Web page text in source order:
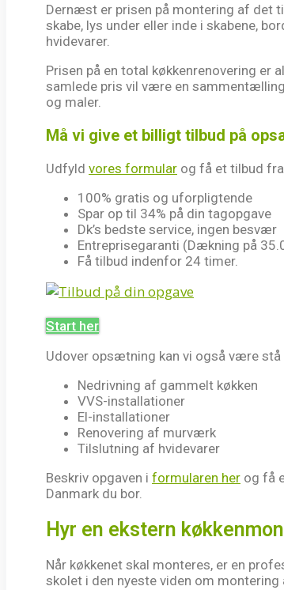
Dernæst er prisen på montering af det
skabe, lys under eller inde i skabene,
hvidevarer.
Prisen på en total køkkenrenovering er
samlede pris vil være en
og maler.
Må vi give et billigt tilbud på
Udfyld vores formular og få et tilbud
100% gratis og uforpligtende
Spar op til 34% på din tagopgave
Dk’s bedste service, ingen besvær
Entreprisegaranti (Dækning på
Få tilbud indenfor 24 timer.
Start her
Udover opsætning kan vi også være stå
Nedrivning af gammelt køkken
VVS-installationer
El-installationer
Renovering af murværk
Tilslutning af hvidevarer
Beskriv opgaven i formularen her og få
Danmark du bor.
Hyr en ekstern
Når køkkenet skal monteres, er en
skolet i den nyeste viden om montering